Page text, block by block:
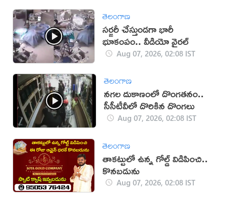
తెలంగాణ
సర్జరీ చేస్తుండగా భారీ
భూకంపం.. వీడియో వైరల్
Aug 07, 2026, 02:08 IST
తెలంగాణ
నగల దుకాణంలో దొంగతనం..
సీసీటీవీలో దొరికిన దొంగలు
Aug 07, 2026, 02:08 IST
తెలంగాణ
తాకట్టులో ఉన్న గోల్డ్ విడిపించి..
కొనబడును
Aug 07, 2026, 02:08 IST